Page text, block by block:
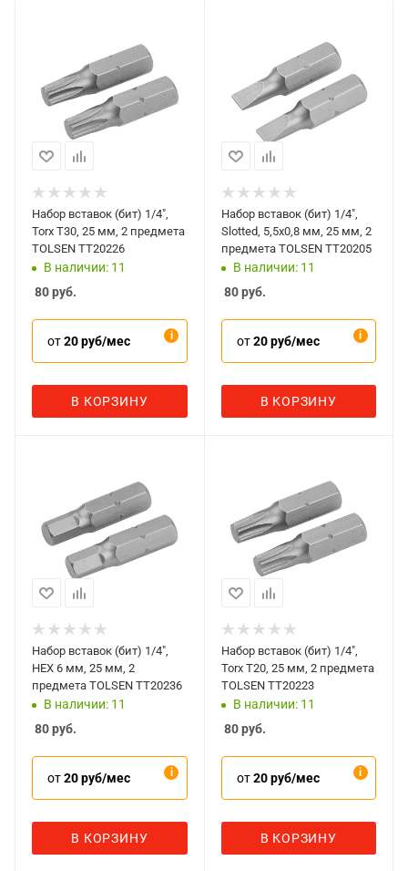
Набор вставок (бит) 1/4",
Torx T30, 25 мм, 2 предмета
TOLSEN TT20226
В наличии: 11
80руб.
от20 руб/мес
В КОРЗИНУ
Набор вставок (бит) 1/4",
Slotted, 5,5x0,8 мм, 25 мм, 2
предмета TOLSEN TT20205
В наличии: 11
80руб.
от20 руб/мес
В КОРЗИНУ
Набор вставок (бит) 1/4",
HEX 6 мм, 25 мм, 2
предмета TOLSEN TT20236
В наличии: 11
80руб.
от20 руб/мес
В КОРЗИНУ
Набор вставок (бит) 1/4",
Torx T20, 25 мм, 2 предмета
TOLSEN TT20223
В наличии: 11
80руб.
от20 руб/мес
В КОРЗИНУ